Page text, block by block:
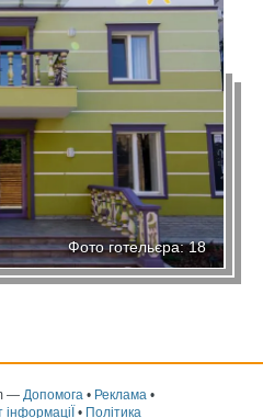
Фото готельєра: 18
— Допомога • Реклама •
інформаціЇ • Політика